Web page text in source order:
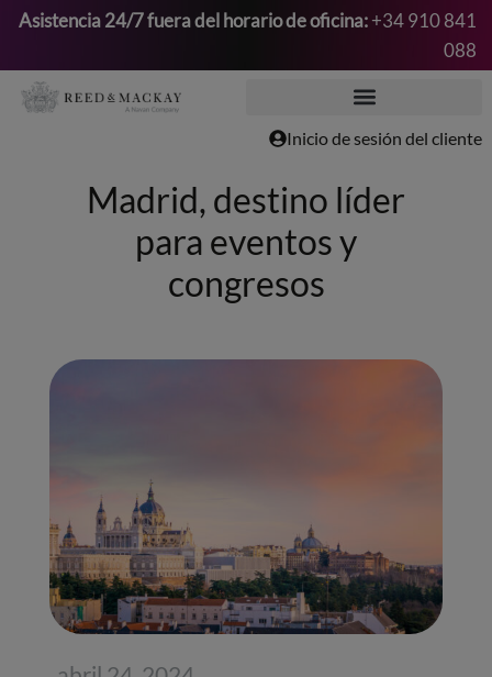
contenido
Asistencia 24/7 fuera del horario de oficina:+34 910 841
088
Inicio de sesión del cliente
Madrid, destino líder
para eventos y
congresos